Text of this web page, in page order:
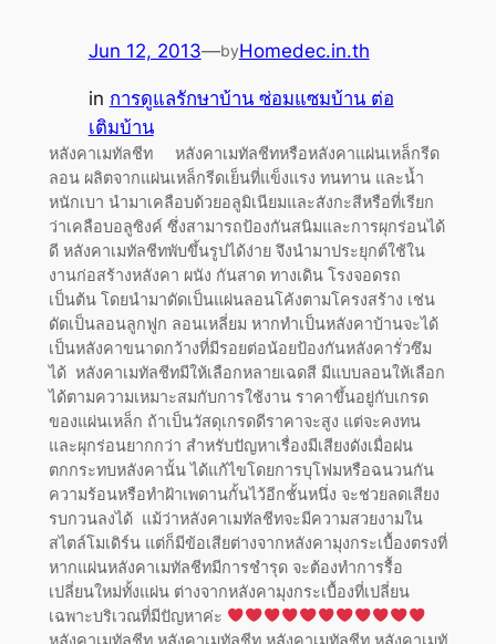
Jun 12, 2013—byHomedec.in.th
in การดูแลรักษาบ้าน ซ่อมแซมบ้าน ต่อ
เติมบ้าน
หลังคาเมทัลชีท หลังคาเมทัลชีทหรือหลังคาแผ่นเหล็กรีด
ลอน ผลิตจากแผ่นเหล็กรีดเย็นที่แข็งแรง ทนทาน และน้ำ
หนักเบา นำมาเคลือบด้วยอลูมิเนียมและสังกะสีหรือที่เรียก
ว่าเคลือบอลูซิงค์ ซึ่งสามารถป้องกันสนิมและการผุกร่อนได้
ดี หลังคาเมทัลชีทพับขึ้นรูปได้ง่าย จึงนำมาประยุกต์ใช้ใน
งานก่อสร้างหลังคา ผนัง กันสาด ทางเดิน โรงจอดรถ
เป็นต้น โดยนำมาดัดเป็นแผ่นลอนโค้งตามโครงสร้าง เช่น
ดัดเป็นลอนลูกฟูก ลอนเหลี่ยม หากทำเป็นหลังคาบ้านจะได้
เป็นหลังคาขนาดกว้างที่มีรอยต่อน้อยป้องกันหลังคารั่วซึม
ได้ หลังคาเมทัลชีทมีให้เลือกหลายเฉดสี มีแบบลอนให้เลือก
ได้ตามความเหมาะสมกับการใช้งาน ราคาขึ้นอยู่กับเกรด
ของแผ่นเหล็ก ถ้าเป็นวัสดุเกรดดีราคาจะสูง แต่จะคงทน
และผุกร่อนยากกว่า สำหรับปัญหาเรื่องมีเสียงดังเมื่อฝน
ตกกระทบหลังคานั้น ได้แก้ไขโดยการบุโฟมหรือฉนวนกัน
ความร้อนหรือทำฝ้าเพดานกั้นไว้อีกชั้นหนึ่ง จะช่วยลดเสียง
รบกวนลงได้ แม้ว่าหลังคาเมทัลชีทจะมีความสวยงามใน
สไตล์โมเดิร์น แต่ก็มีข้อเสียต่างจากหลังคามุงกระเบื้องตรงที่
หากแผ่นหลังคาเมทัลชีทมีการชำรุด จะต้องทำการรื้อ
เปลี่ยนใหม่ทั้งแผ่น ต่างจากหลังคามุงกระเบื้องที่เปลี่ยน
เฉพาะบริเวณที่มีปัญหาค่ะ
หลังคาเมทัลชีท หลังคาเมทัลชีท หลังคาเมทัลชีท หลังคาเมทั